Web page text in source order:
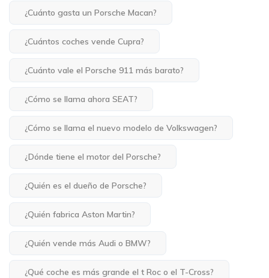
¿Cuánto gasta un Porsche Macan?
¿Cuántos coches vende Cupra?
¿Cuánto vale el Porsche 911 más barato?
¿Cómo se llama ahora SEAT?
¿Cómo se llama el nuevo modelo de Volkswagen?
¿Dónde tiene el motor del Porsche?
¿Quién es el dueño de Porsche?
¿Quién fabrica Aston Martin?
¿Quién vende más Audi o BMW?
¿Qué coche es más grande el t Roc o el T-Cross?